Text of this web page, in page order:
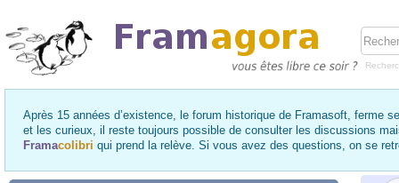
Après 15 années d’existence, le forum historique de Framasoft, ferme
et les curieux, il reste toujours possible de consulter les discussions
Framacolibri qui prend la relève. Si vous avez des questions, on se